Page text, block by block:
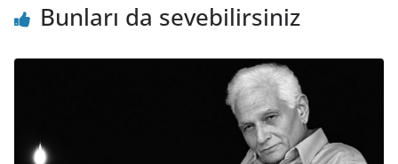
Bunları da sevebilirsiniz